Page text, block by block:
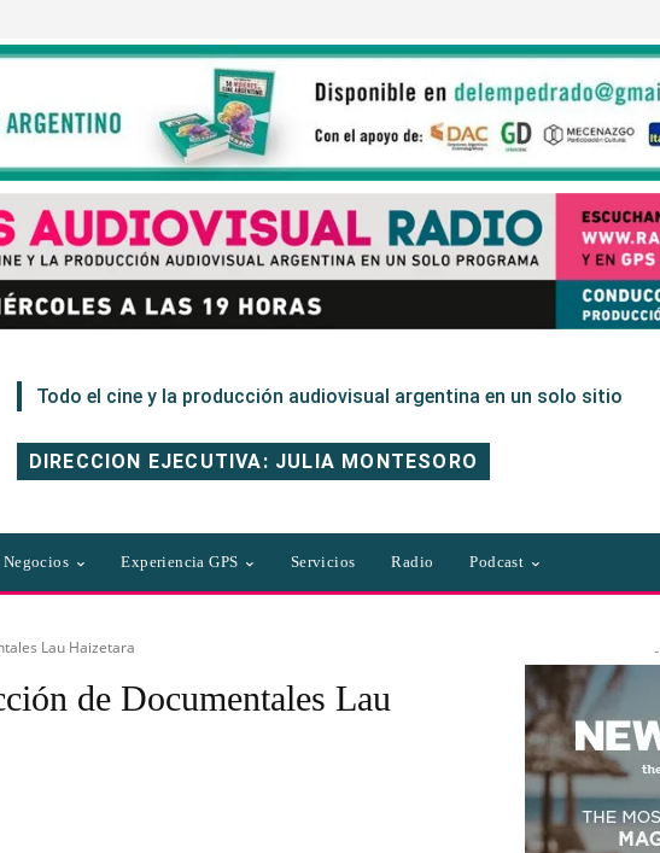
Todo el cine y la producción audiovisual argentina en un solo sitio
DIRECCION EJECUTIVA: JULIA MONTESORO
Experiencia GPS Servicios Radio Podcast
Lau Haizetara
de Documentales Lau